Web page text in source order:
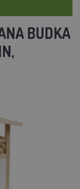
BUDKA